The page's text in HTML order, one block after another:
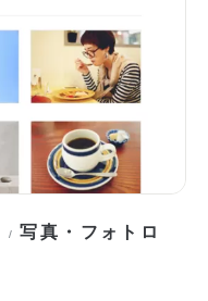
/写真・フォトロ